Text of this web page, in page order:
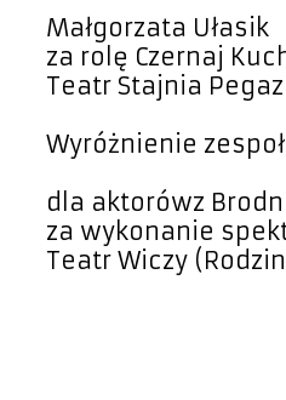
Małgorzata Ułasik
za rolę Czernaj
Teatr Stajnia
Wyróżnienie
dla aktorówz
za wykonanie
Teatr Wiczy